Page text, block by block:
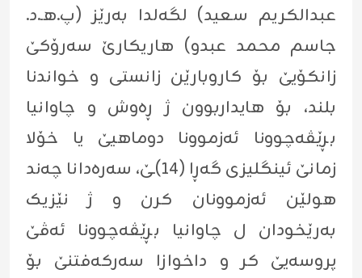
عبدالکریم سعید) لگەلدا بەرێز (پ.هـ.د.
جاسم محمد عبدو) هاریکارێ سەرۆکێ
زانکۆیێ بۆ کاروبارێن زانستی و خواندنا
بلند، بۆ هایداربوون ژ ڕەوش و چاوانیا
بڕێڤەچوونا ئەزموونا دوماهیێ یا خۆلا
زمانێ ئینگلیزی گەڕا (١٤)ـێ، سەرەدانا چەند
هولێن ئەزموونان کرن و ژ نێزیک
بەرێخودان ل چاوانیا بڕێڤەچوونا ئەڤێ
پروسەیێ کر و داخوازا سەرکەفتنێ بۆ